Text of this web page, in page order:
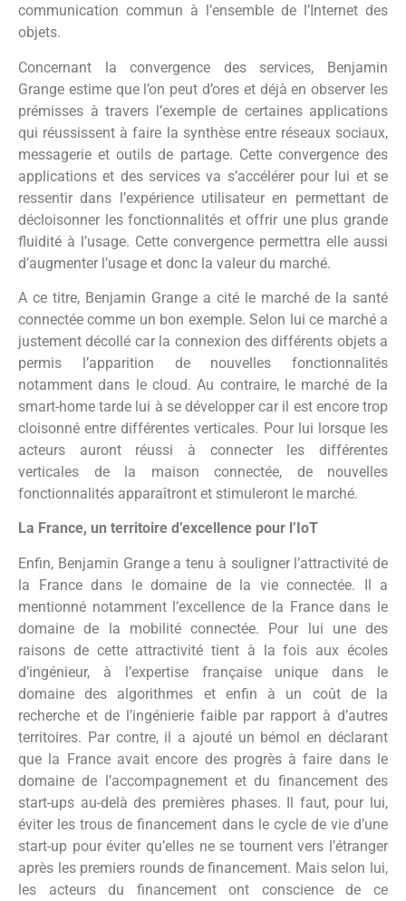
communication commun à l’ensemble de l’Internet des
objets.
Concernant la convergence des services, Benjamin
Grange estime que l’on peut d’ores et déjà en observer les
prémisses à travers l’exemple de certaines applications
qui réussissent à faire la synthèse entre réseaux sociaux,
messagerie et outils de partage. Cette convergence des
applications et des services va s’accélérer pour lui et se
ressentir dans l’expérience utilisateur en permettant de
décloisonner les fonctionnalités et offrir une plus grande
fluidité à l’usage. Cette convergence permettra elle aussi
d’augmenter l’usage et donc la valeur du marché.
A ce titre, Benjamin Grange a cité le marché de la santé
connectée comme un bon exemple. Selon lui ce marché a
justement décollé car la connexion des différents objets a
permis l’apparition de nouvelles fonctionnalités
notamment dans le cloud. Au contraire, le marché de la
smart-home tarde lui à se développer car il est encore trop
cloisonné entre différentes verticales. Pour lui lorsque les
acteurs auront réussi à connecter les différentes
verticales de la maison connectée, de nouvelles
fonctionnalités apparaîtront et stimuleront le marché.
La France, un territoire d’excellence pour l’IoT
Enfin, Benjamin Grange a tenu à souligner l’attractivité de
la France dans le domaine de la vie connectée. Il a
mentionné notamment l’excellence de la France dans le
domaine de la mobilité connectée. Pour lui une des
raisons de cette attractivité tient à la fois aux écoles
d’ingénieur, à l’expertise française unique dans le
domaine des algorithmes et enfin à un coût de la
recherche et de l’ingénierie faible par rapport à d’autres
territoires. Par contre, il a ajouté un bémol en déclarant
que la France avait encore des progrès à faire dans le
domaine de l’accompagnement et du financement des
start-ups au-delà des premières phases. Il faut, pour lui,
éviter les trous de financement dans le cycle de vie d’une
start-up pour éviter qu’elles ne se tournent vers l’étranger
après les premiers rounds de financement. Mais selon lui,
les acteurs du financement ont conscience de ce